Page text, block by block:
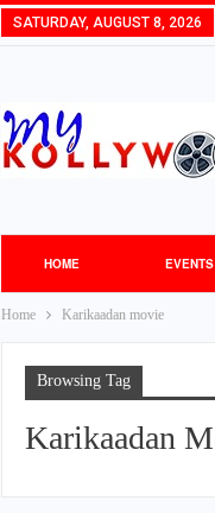
SATURDAY, AUGUST 8, 2026
HOME EVENTS
Home Karikaadan movie
Browsing Tag
Karikaadan